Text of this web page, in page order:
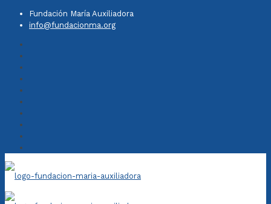
Fundación María Auxiliadora
info@fundacionma.org